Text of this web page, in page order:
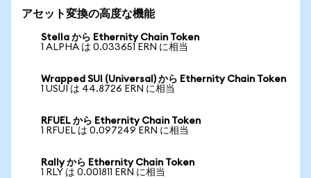
アセット変換の高度な機能
Stella から Ethernity Chain Token
1 ALPHA は 0.033651 ERN に相当
Wrapped SUI (Universal) から Ethernity Chain Token
1 USUI は 44.8726 ERN に相当
RFUEL から Ethernity Chain Token
1 RFUEL は 0.097249 ERN に相当
Rally から Ethernity Chain Token
1 RLY は 0.001811 ERN に相当